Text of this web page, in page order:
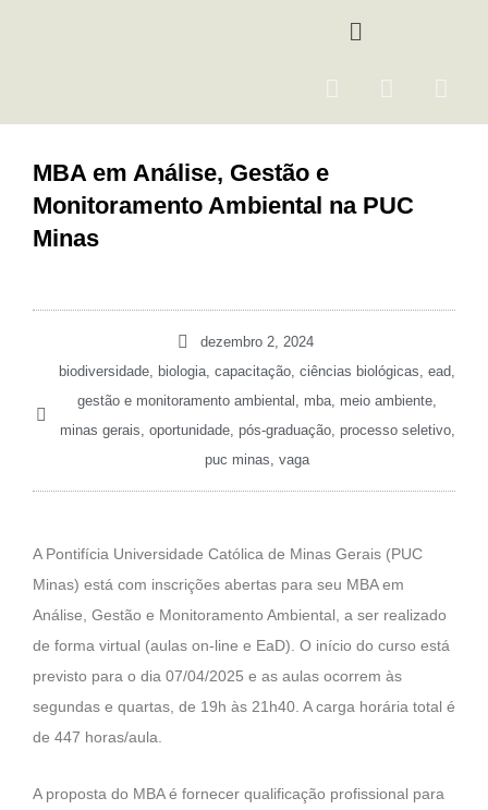
Menu
F
o
I
g
Y
MBA em Análise, Gestão e
Monitoramento Ambiental na PUC
Minas
dezembro 2, 2024
biodiversidade, biologia, capacitação, ciências biológicas, ead,
gestão e monitoramento ambiental , mba, meio ambiente,
minas gerais, oportunidade, pós-graduação, processo seletivo,
puc minas, vaga
A Pontifícia Universidade Católica de Minas Gerais (PUC
Minas) está com inscrições abertas para seu MBA em
Análise, Gestão e Monitoramento Ambiental, a ser realizado
de forma virtual (aulas on-line e EaD). O início do curso está
previsto para o dia 07/04/2025 e as aulas ocorrem às
segundas e quartas, de 19h às 21h40. A carga horária total é
de 447 horas/aula.
A proposta do MBA é fornecer qualificação profissional para